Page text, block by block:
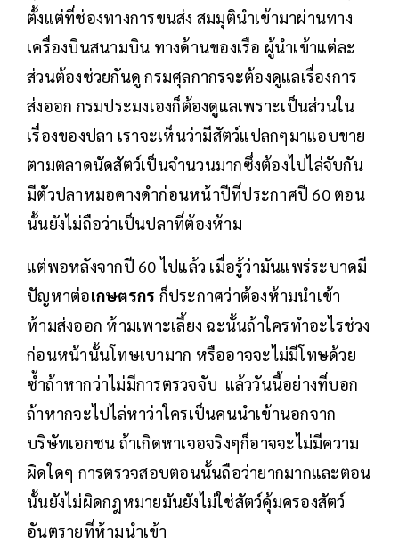
ตั้งแต่ที่ช่องทางการขนส่ง สมมุตินำเข้ามาผ่านทาง
เครื่องบินสนามบิน ทางด้านของเรือ ผู้นำเข้าแต่ละ
ส่วนต้องช่วยกันดู กรมศุลกากรจะต้องดูแลเรื่องการ
ส่งออก กรมประมงเองก็ต้องดูแลเพราะเป็นส่วนใน
เรื่องของปลา เราจะเห็นว่ามีสัตว์แปลกๆมาแอบขาย
ตามตลาดนัดสัตว์เป็นจำนวนมากซึ่งต้องไปไล่จับกัน
มีตัวปลาหมอคางดำก่อนหน้าปีที่ประกาศปี 60 ตอน
นั้นยังไม่ถือว่าเป็นปลาที่ต้องห้าม
แต่พอหลังจากปี 60 ไปแล้ว เมื่อรู้ว่ามันแพร่ระบาดมี
ปัญหาต่อเกษตรกร ก็ประกาศว่าต้องห้ามนำเข้า
ห้ามส่งออก ห้ามเพาะเลี้ยง ฉะนั้นถ้าใครทำอะไรช่วง
ก่อนหน้านั้นโทษเบามาก หรืออาจจะไม่มีโทษด้วย
ซ้ำถ้าหากว่าไม่มีการตรวจจับ แล้ววันนี้อย่างที่บอก
ถ้าหากจะไปไล่หาว่าใครเป็นคนนำเข้านอกจาก
บริษัทเอกชน ถ้าเกิดหาเจอจริงๆก็อาจจะไม่มีความ
ผิดใดๆ การตรวจสอบตอนนั้นถือว่ายากมากและตอน
นั้นยังไม่ผิดกฎหมายมันยังไม่ใช่สัตว์คุ้มครองสัตว์
อันตรายที่ห้ามนำเข้า